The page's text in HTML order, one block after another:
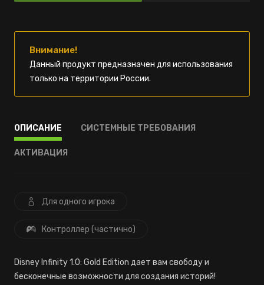
Внимание!
Данный продукт предназначен для использования
только на территории России.
ОПИСАНИЕ СИСТЕМНЫЕ ТРЕБОВАНИЯ
АКТИВАЦИЯ
Для одного игрока
Контроллер (частично)
Disney Infinity 1.0: Gold Edition дает вам свободу и
бесконечные возможности для создания историй!